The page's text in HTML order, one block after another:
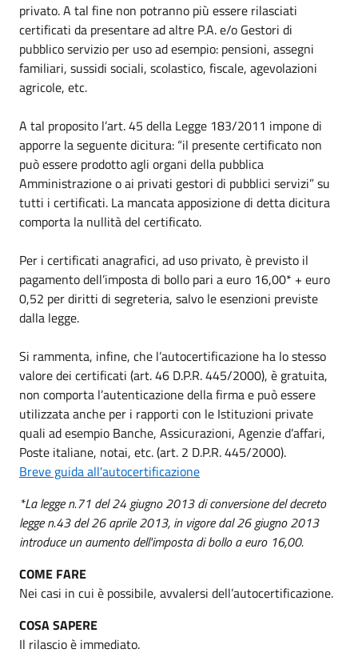
privato. A tal fine non potranno più essere rilasciati
certificati da presentare ad altre P.A. e/o Gestori di
pubblico servizio per uso ad esempio: pensioni, assegni
familiari, sussidi sociali, scolastico, fiscale, agevolazioni
agricole, etc.
A tal proposito l’art. 45 della Legge 183/2011 impone di
apporre la seguente dicitura: “il presente certificato non
può essere prodotto agli organi della pubblica
Amministrazione o ai privati gestori di pubblici servizi” su
tutti i certificati. La mancata apposizione di detta dicitura
comporta la nullità del certificato.
Per i certificati anagrafici, ad uso privato, è previsto il
pagamento dell’imposta di bollo pari a euro 16,00* + euro
0,52 per diritti di segreteria, salvo le esenzioni previste
dalla legge.
Si rammenta, infine, che l’autocertificazione ha lo stesso
valore dei certificati (art. 46 D.P.R. 445/2000), è gratuita,
non comporta l’autenticazione della firma e può essere
utilizzata anche per i rapporti con le Istituzioni private
quali ad esempio Banche, Assicurazioni, Agenzie d’affari,
Poste italiane, notai, etc. (art. 2 D.P.R. 445/2000).
Breve guida all'autocertificazione
*La legge n.71 del 24 giugno 2013 di conversione del decreto
legge n.43 del 26 aprile 2013, in vigore dal 26 giugno 2013
introduce un aumento dell'imposta di bollo a euro 16,00.
COME FARE
Nei casi in cui è possibile, avvalersi dell’autocertificazione.
COSA SAPERE
Il rilascio è immediato.